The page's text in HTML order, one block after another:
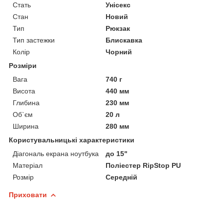
Стать
Унісекс
Стан
Новий
Тип
Рюкзак
Тип застежки
Блискавка
Колір
Чорний
Розміри
Вага
740 г
Висота
440 мм
Глибина
230 мм
Об`єм
20 л
Ширина
280 мм
Користувальницькі характеристики
Діагональ екрана ноутбука
до 15"
Матеріал
Поліестер RipStop PU
Розмір
Середній
Приховати